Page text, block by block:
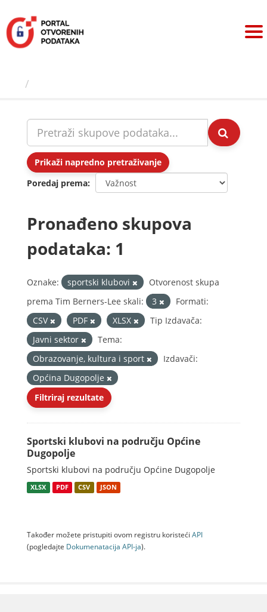
sadržaj
Prikaži napredno pretraživanje
Poredaj prema
Pronađeno skupova
podataka: 1
Oznake: sportski klubovi
Otvorenost skupa
prema Tim Berners-Lee skali:
3
Formati:
CSV
PDF XLSX
Tip Izdavača:
Javni sektor
Tema:
Obrazovanje, kultura i sport
Izdavači:
Općina Dugopolje
Filtriraj rezultate
Sportski klubovi na području Općine
Dugopolje
Sportski klubovi na području Općine Dugopolje
XLSX PDF CSV JSON
Također možete pristupiti ovom registru koristeći API
(pogledajte Dokumenаtаcijа API-jа).